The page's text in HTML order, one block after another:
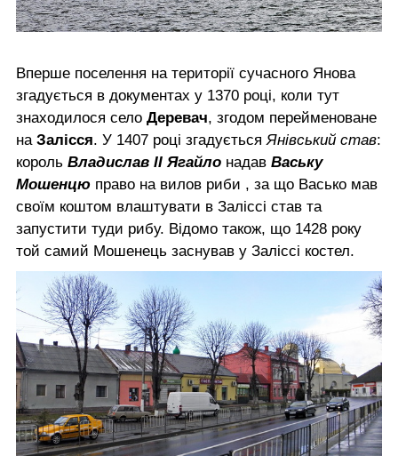
Вперше поселення на території сучасного Янова
згадується в документах у 1370 році, коли тут
знаходилося село Деревач, згодом перейменоване
на Залісся. У 1407 році згадується Янівський став:
король Владислав ІІ Ягайло надав Ваську
Мошенцю право на вилов риби , за що Васько мав
своїм коштом влаштувати в Заліссі став та
запустити туди рибу. Відомо також, що 1428 року
той самий Мошенець заснував у Заліссі костел.